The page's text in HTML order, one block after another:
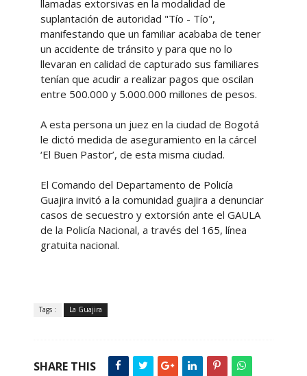
llamadas extorsivas en la modalidad de
suplantación de autoridad "Tío - Tío",
manifestando que un familiar acababa de tener
un accidente de tránsito y para que no lo
llevaran en calidad de capturado sus familiares
tenían que acudir a realizar pagos que oscilan
entre 500.000 y 5.000.000 millones de pesos.
A esta persona un juez en la ciudad de Bogotá
le dictó medida de aseguramiento en la cárcel
‘El Buen Pastor’, de esta misma ciudad.
El Comando del Departamento de Policía
Guajira invitó a la comunidad guajira a denunciar
casos de secuestro y extorsión ante el GAULA
de la Policía Nacional, a través del 165, línea
gratuita nacional.
Tags : La Guajira
SHARE THIS